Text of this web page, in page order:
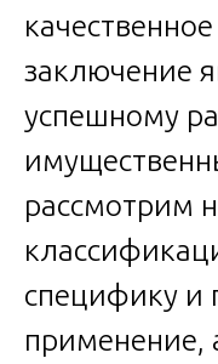
заключение
успешному
рассмотрим
специфику и
применение,